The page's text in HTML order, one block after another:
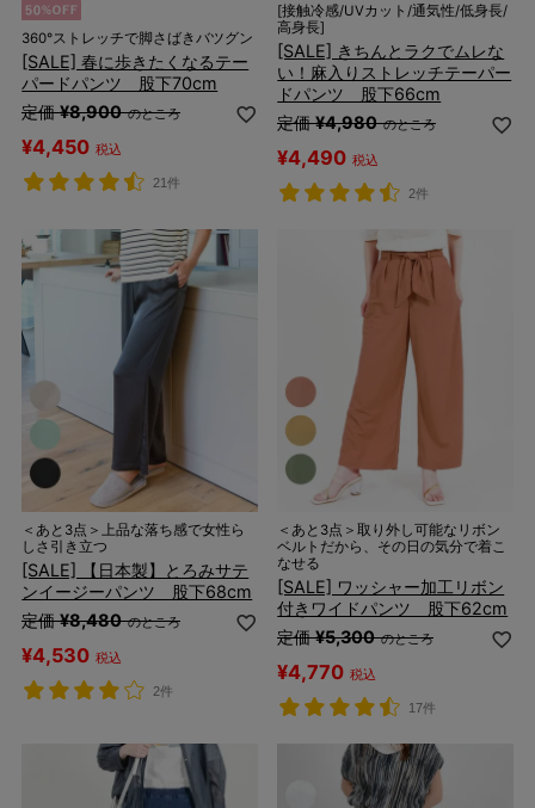
360°ストレッチで脚さばきバツグン
[SALE] 春に歩きたくなるテー
パードパンツ 股下70cm
定価 ¥8,900 のところ
¥4,450 税込
21件
[接触冷感/UVカット/通気性/低身長/
高身長]
[SALE] きちんとラクでムレな
い！麻入りストレッチテーパー
ドパンツ 股下66cm
定価 ¥4,980 のところ
¥4,490 税込
2件
＜あと3点＞上品な落ち感で女性ら
しさ引き立つ
[SALE] 【日本製】とろみサテ
ンイージーパンツ 股下68cm
定価 ¥8,480 のところ
¥4,530 税込
2件
＜あと3点＞取り外し可能なリボン
ベルトだから、その日の気分で着こ
なせる
[SALE] ワッシャー加工リボン
付きワイドパンツ 股下62cm
定価 ¥5,300 のところ
¥4,770 税込
17件